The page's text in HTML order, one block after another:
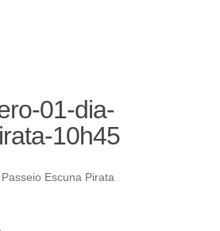
01-dia-
10h45
Escuna Pirata